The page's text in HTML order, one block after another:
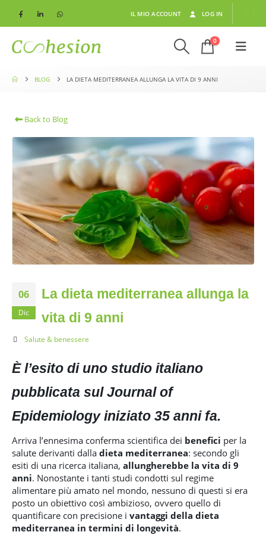
IL MIO ACCOUNT LOG IN
0
BLOG LA DIETA MEDITERRANEA ALLUNGA LA VITA DI 9 ANNI
Back to Blog
06
Dic
La dieta mediterranea allunga la
vita di 9 anni
Salute & benessere
È l’esito di uno studio italiano
pubblicata sul Journal of
Epidemiology iniziato 35 anni fa.
Arriva l’ennesima conferma scientifica dei benefici per la
salute derivanti dalla dieta mediterranea: secondo gli
esiti di una ricerca italiana, allungherebbe la vita di 9
anni. Nonostante i tanti studi condotti sul regime
alimentare più amato nel mondo, nessuno di questi si era
posto un obiettivo così ambizioso, ovvero quello di
quantificare con precisione i vantaggi della dieta
mediterranea in termini di longevità.